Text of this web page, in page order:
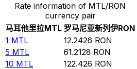
Rate information of MTL/RON
currency pair
马耳他里拉MTL 罗马尼亚新列伊RON
1 MTL 12.2426 RON
5 MTL 61.2128 RON
10 MTL 122.426 RON